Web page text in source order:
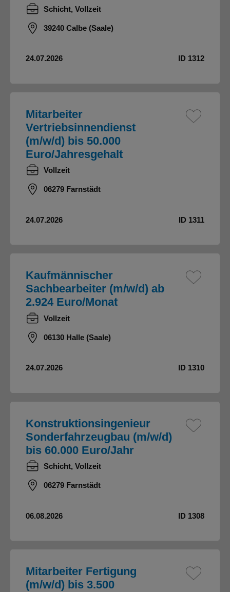
Schicht, Vollzeit
39240 Calbe (Saale)
24.07.2026 ID 1312
Mitarbeiter
Vertriebsinnendienst
(m/w/d) bis 50.000
Euro/Jahresgehalt
Vollzeit
06279 Farnstädt
24.07.2026 ID 1311
Kaufmännischer
Sachbearbeiter (m/w/d) ab
2.924 Euro/Monat
Vollzeit
06130 Halle (Saale)
24.07.2026 ID 1310
Konstruktionsingenieur
Sonderfahrzeugbau (m/w/d)
bis 60.000 Euro/Jahr
Schicht, Vollzeit
06279 Farnstädt
06.08.2026 ID 1308
Mitarbeiter Fertigung
(m/w/d) bis 3.500